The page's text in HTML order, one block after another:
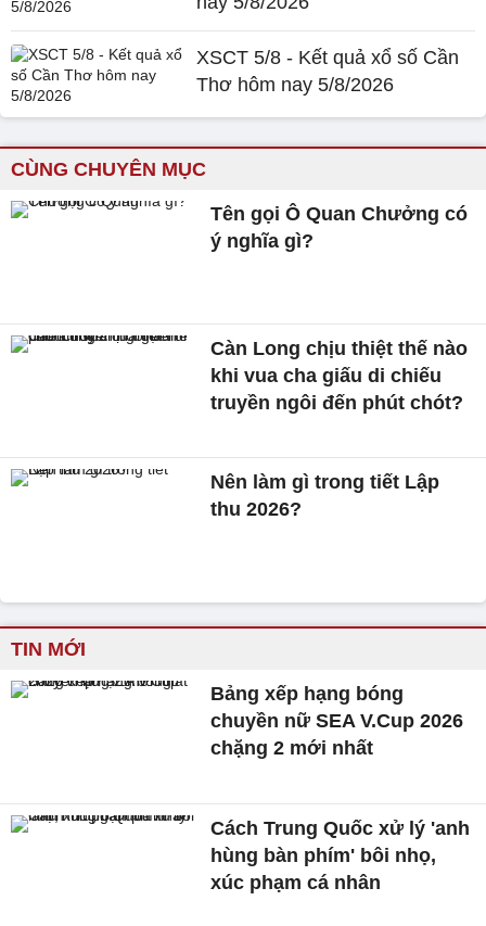
XSCT 5/8 - Kết quả xổ số Cần
Thơ hôm nay 5/8/2026
CÙNG CHUYÊN MỤC
Tên gọi Ô Quan Chưởng có
ý nghĩa gì?
Càn Long chịu thiệt thế nào
khi vua cha giấu di chiếu
truyền ngôi đến phút chót?
Nên làm gì trong tiết Lập
thu 2026?
TIN MỚI
Bảng xếp hạng bóng
chuyền nữ SEA V.Cup 2026
chặng 2 mới nhất
Cách Trung Quốc xử lý 'anh
hùng bàn phím' bôi nhọ,
xúc phạm cá nhân